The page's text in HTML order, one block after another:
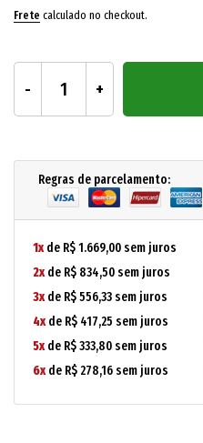
Frete calculado no checkout.
Regras de parcelamento:
1xde R$ 1.669,00 sem juros
2xde R$ 834,50 sem juros
3xde R$ 556,33 sem juros
4xde R$ 417,25 sem juros
5xde R$ 333,80 sem juros
6xde R$ 278,16 sem juros